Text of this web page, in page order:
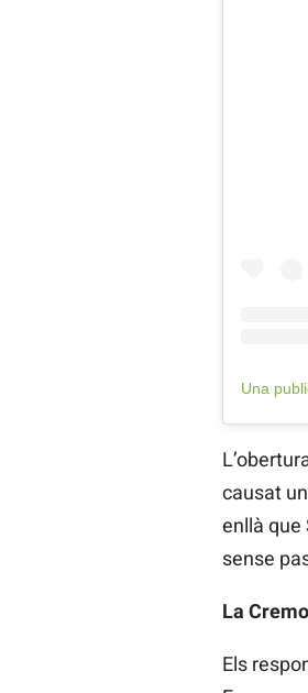
causat
enllà que
sense
La
Els